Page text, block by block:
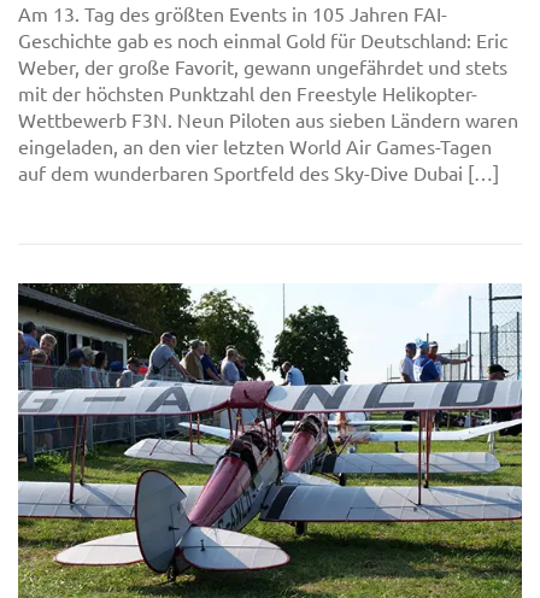
Am 13. Tag des größten Events in 105 Jahren FAI-
Geschichte gab es noch einmal Gold für Deutschland: Eric
Weber, der große Favorit, gewann ungefährdet und stets
mit der höchsten Punktzahl den Freestyle Helikopter-
Wettbewerb F3N. Neun Piloten aus sieben Ländern waren
eingeladen, an den vier letzten World Air Games-Tagen
auf dem wunderbaren Sportfeld des Sky-Dive Dubai […]